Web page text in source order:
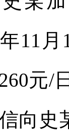
11
元/
向史